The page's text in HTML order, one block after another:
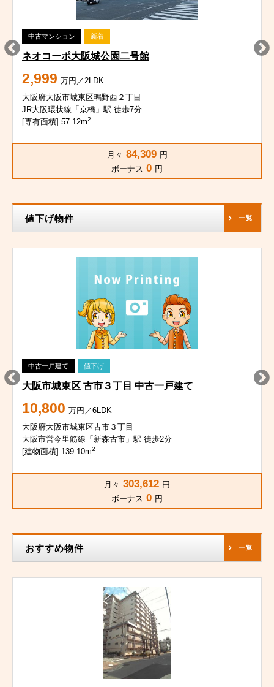
中古マンション 新着
ネオコーポ大阪城公園二号館
2,999 万円／2LDK
大阪府大阪市城東区鴫野西２丁目
JR大阪環状線「京橋」駅 徒歩7分
[専有面積] 57.12m2
月々 84,309 円
ボーナス 0 円
値下げ物件 一覧
中古一戸建て 値下げ
大阪市城東区 古市３丁目 中古一戸建て
10,800 万円／6LDK
大阪府大阪市城東区古市３丁目
大阪市営今里筋線「新森古市」駅 徒歩2分
[建物面積] 139.10m2
月々 303,612 円
ボーナス 0 円
おすすめ物件 一覧